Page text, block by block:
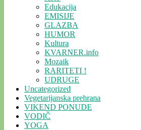
Edukacija
EMISIJE
GLAZBA
HUMOR
Kultura
KVARNER.info
Mozaik
RARITETI !
UDRUGE
Uncategorized
Vegetarijanska prehrana
VIKEND PONUDE
VODIČ
YOGA